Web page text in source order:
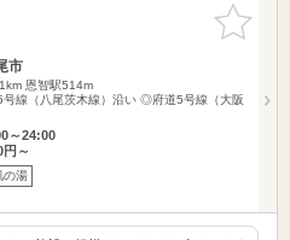
お気に入
りに追加
市
恩智駅514m
線（八尾茨木線）沿い ◎府道5号線（大阪
～24:00
円～
の湯